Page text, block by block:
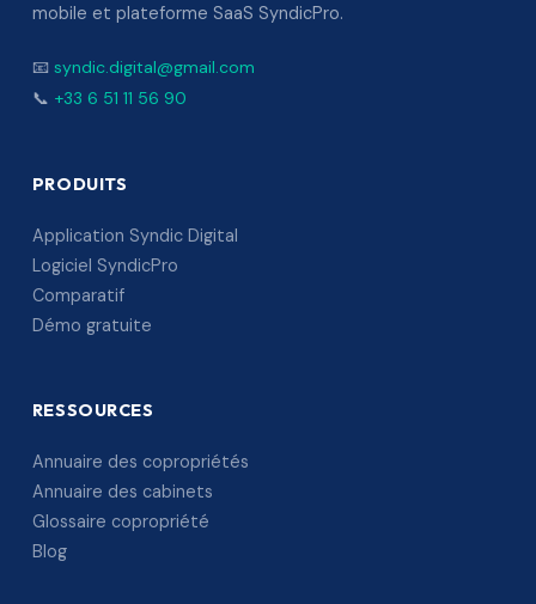
mobile et plateforme SaaS SyndicPro.
📧 syndic.digital@gmail.com
📞 +33 6 51 11 56 90
PRODUITS
Application Syndic Digital
Logiciel SyndicPro
Comparatif
Démo gratuite
RESSOURCES
Annuaire des copropriétés
Annuaire des cabinets
Glossaire copropriété
Blog